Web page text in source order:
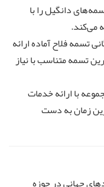
دانگیل را با
می‌کند.
تسمه فلاح آماده ارائه
تسمه متناسب با نیاز
با ارائه خدمات
زمان به دست